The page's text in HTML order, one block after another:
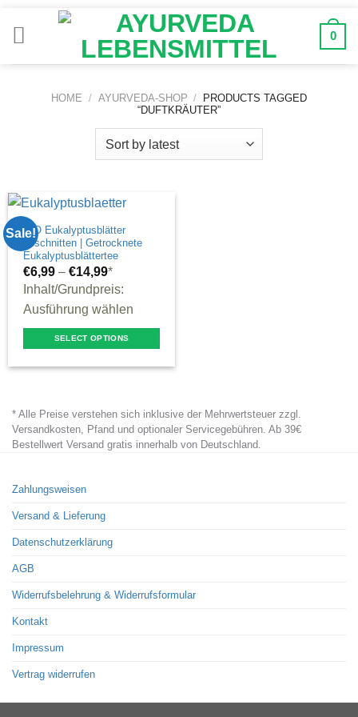
Inhalt
0
HOME / AYURVEDA-SHOP /
PRODUCTS TAGGED
“DUFTKRÄUTER”
Sale!BIO Eukalyptusblätter
geschnitten | Getrocknete
Eukalyptusblättertee
€6,99 –€14,99*
Inhalt/Grundpreis:
Ausführung wählen
SELECT OPTIONS
multiple
variants.
may
be
chosen
product
page
* Alle Preise verstehen sich inklusive der Mehrwertsteuer zzgl.
Versandkosten, Pfand und optionaler Servicegebühren. Ab 39€
Bestellwert Versand gratis innerhalb von Deutschland.
Zahlungsweisen
Versand & Lieferung
Datenschutzerklärung
AGB
Widerrufsbelehrung & Widerrufsformular
Kontakt
Impressum
Vertrag widerrufen